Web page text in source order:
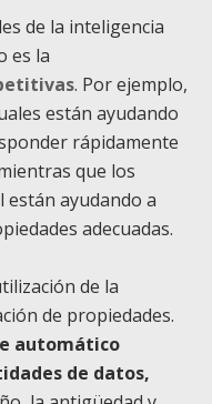
de la inteligencia
es la
. Por ejemplo,
están ayudando
rápidamente
que los
están ayudando a
adecuadas.
de la
de propiedades.
automático
de datos,